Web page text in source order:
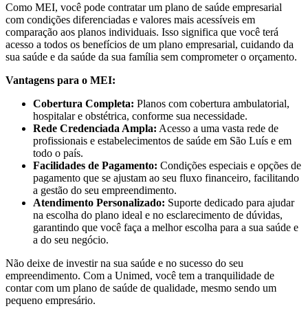
Como MEI, você pode contratar um plano de saúde empresarial
com condições diferenciadas e valores mais acessíveis em
comparação aos planos individuais. Isso significa que você terá
acesso a todos os benefícios de um plano empresarial, cuidando da
sua saúde e da saúde da sua família sem comprometer o orçamento.
Vantagens para o MEI:
Cobertura Completa: Planos com cobertura ambulatorial,
hospitalar e obstétrica, conforme sua necessidade.
Rede Credenciada Ampla: Acesso a uma vasta rede de
profissionais e estabelecimentos de saúde em São Luís e em
todo o país.
Facilidades de Pagamento: Condições especiais e opções de
pagamento que se ajustam ao seu fluxo financeiro, facilitando
a gestão do seu empreendimento.
Atendimento Personalizado: Suporte dedicado para ajudar
na escolha do plano ideal e no esclarecimento de dúvidas,
garantindo que você faça a melhor escolha para a sua saúde e
a do seu negócio.
Não deixe de investir na sua saúde e no sucesso do seu
empreendimento. Com a Unimed, você tem a tranquilidade de
contar com um plano de saúde de qualidade, mesmo sendo um
pequeno empresário.